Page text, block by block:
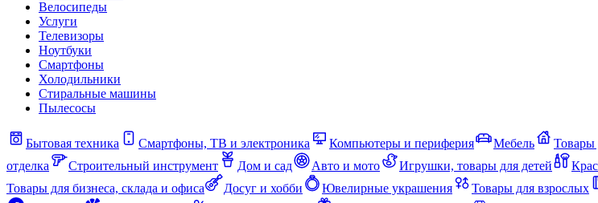
Велосипеды
Услуги
Телевизоры
Ноутбуки
Смартфоны
Холодильники
Стиральные машины
Пылесосы
Бытовая техника Смартфоны, ТВ и электроника Компьютеры и периферия Мебель Товары
отделка
Строительный инструмент Дом и сад Авто и мото Игрушки, товары для детей
Товары для бизнеса, склада и офиса
Досуг и хобби Ювелирные украшения Товары для взрослых